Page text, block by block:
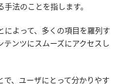
法のことを指します。
によって、多くの項目を羅列す
ンツにスムーズにアクセスし
、ユーザにとって分かりやす